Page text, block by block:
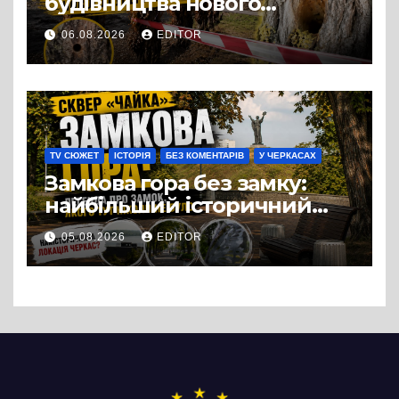
супермаркету VARUS на
проспекті Перемоги всохли
дерева. І це навряд чи
можна назвати
випадковістю
06.08.2026 EDITOR
TV СЮЖЕТ ІСТОРІЯ БЕЗ КОМЕНТАРІВ У ЧЕРКАСАХ
Замкова гора без замку:
найбільший історичний
міф Черкас
05.08.2026 EDITOR